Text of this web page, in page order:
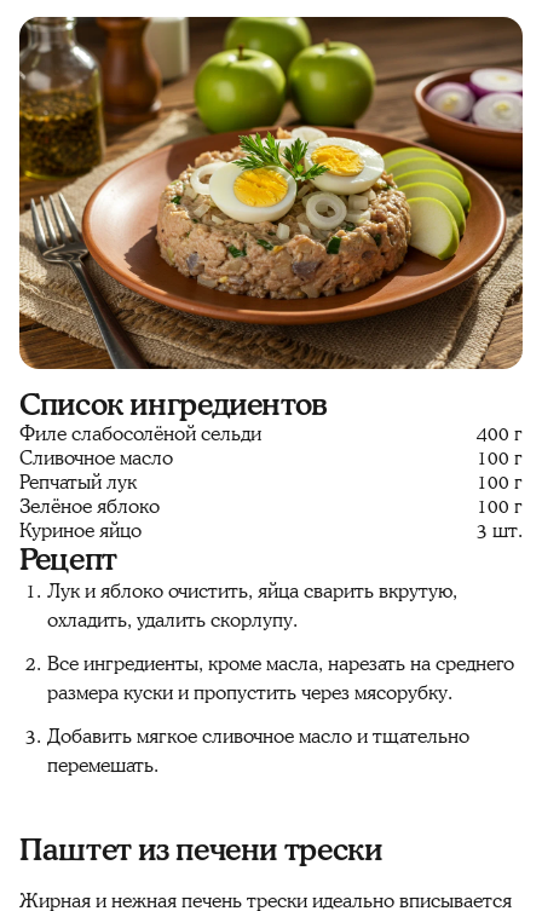
Список ингредиентов
Филе слабосолёной сельди
400 г
Сливочное масло
100 г
Репчатый лук
100 г
Зелёное яблоко
100 г
Куриное яйцо
3 шт.
Рецепт
Лук и яблоко очистить, яйца сварить вкрутую,
охладить, удалить скорлупу.
Все ингредиенты, кроме масла, нарезать на среднего
размера куски и пропустить через мясорубку.
Добавить мягкое сливочное масло и тщательно
перемешать.
Паштет из печени трески
Жирная и нежная печень трески идеально вписывается